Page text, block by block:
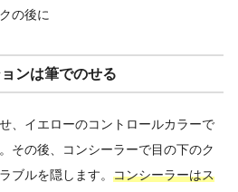
の後に
ンは筆でのせる
、イエローのコントロールカラーで
その後、コンシーラーで目の下のク
ブルを隠します。 コンシーラーはス